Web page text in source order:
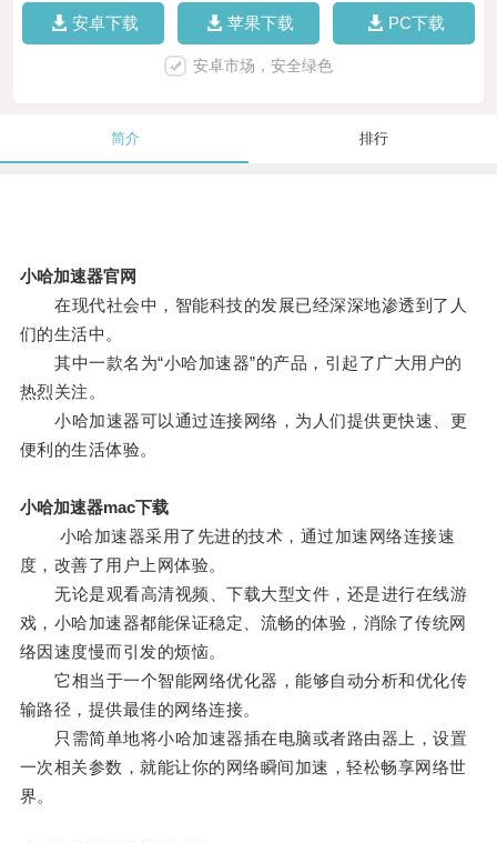
安卓下载 苹果下载 PC下载
安卓市场，安全绿色
简介 排行
小哈加速器官网
在现代社会中，智能科技的发展已经深深地渗透到了人
们的生活中。
其中一款名为“小哈加速器”的产品，引起了广大用户的
热烈关注。
小哈加速器可以通过连接网络，为人们提供更快速、更
便利的生活体验。
小哈加速器mac下载
小哈加速器采用了先进的技术，通过加速网络连接速
度，改善了用户上网体验。
无论是观看高清视频、下载大型文件，还是进行在线游
戏，小哈加速器都能保证稳定、流畅的体验，消除了传统网
络因速度慢而引发的烦恼。
它相当于一个智能网络优化器，能够自动分析和优化传
输路径，提供最佳的网络连接。
只需简单地将小哈加速器插在电脑或者路由器上，设置
一次相关参数，就能让你的网络瞬间加速，轻松畅享网络世
界。